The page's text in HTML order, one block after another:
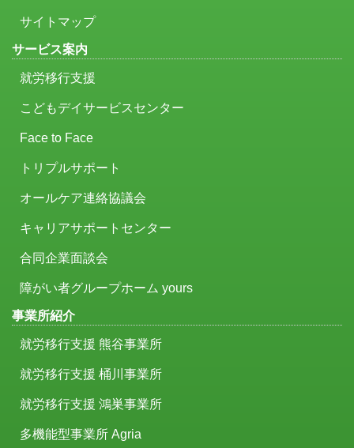
サイトマップ
サービス案内
就労移行支援
こどもデイサービスセンター
Face to Face
トリプルサポート
オールケア連絡協議会
キャリアサポートセンター
合同企業面談会
障がい者グループホーム yours
事業所紹介
就労移行支援 熊谷事業所
就労移行支援 桶川事業所
就労移行支援 鴻巣事業所
多機能型事業所 Agria